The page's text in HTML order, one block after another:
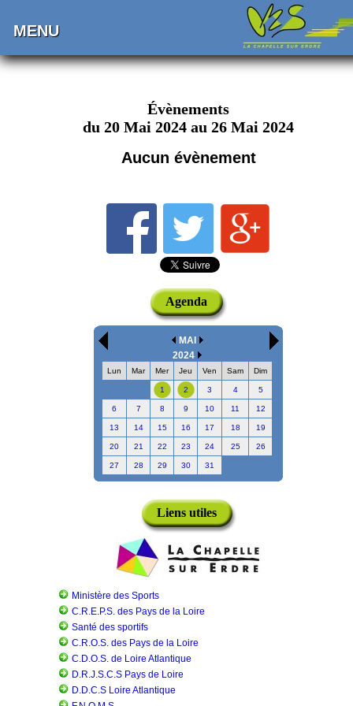
MENU
Évènements
du 20 Mai 2024 au 26 Mai 2024
Aucun évènement
Agenda
MAI
2024
Lun Mar Mer Jeu Ven Sam Dim
1 2 3 4 5
6 7 8 9 10 11 12
13 14 15 16 17 18 19
20 21 22 23 24 25 26
27 28 29 30 31
Liens utiles
Ministère des Sports
C.R.E.P.S. des Pays de la Loire
Santé des sportifs
C.R.O.S. des Pays de la Loire
C.D.O.S. de Loire Atlantique
D.R.J.S.C.S Pays de Loire
D.D.C.S Loire Atlantique